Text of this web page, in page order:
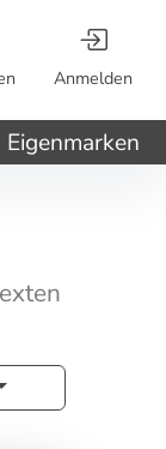
Anmelden
Eigenmarken